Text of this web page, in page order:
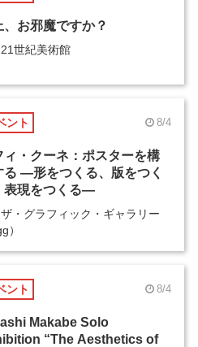
、お邪魔ですか？
世紀美術館
ント 8/4
ィ・クーネ：ポスターを構
る ―形をつくる、版をつく
表現をつくる―
・グラフィック・ギャラリー
）
ント 8/4
Makabe Solo
“The Aesthetics of